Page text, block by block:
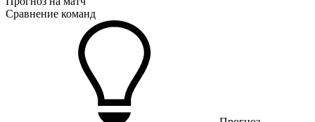
Сравнение команд